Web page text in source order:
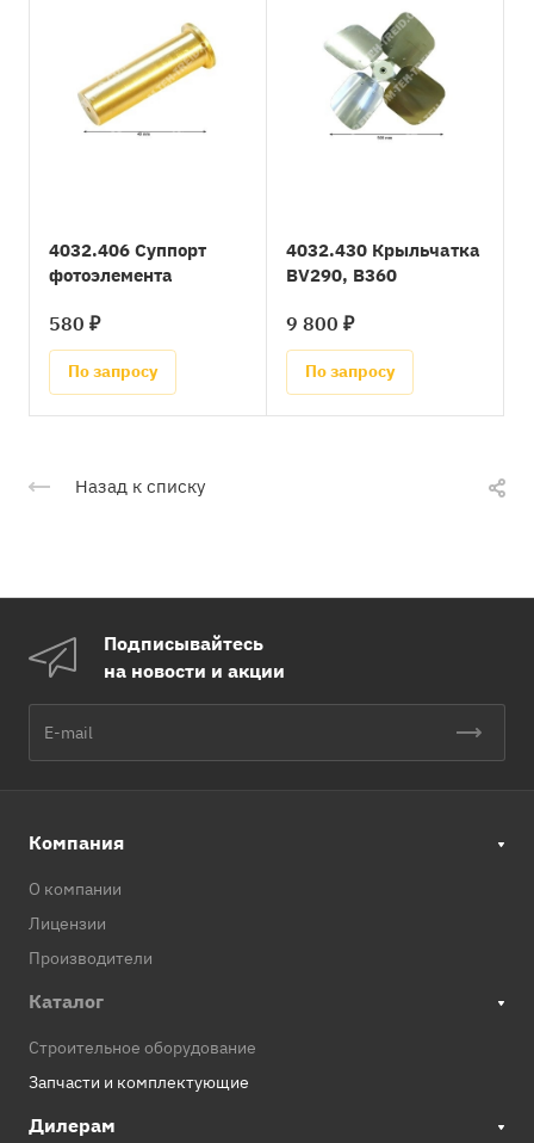
4032.406 Суппорт
фотоэлемента
580 ₽
По запросу
4032.430 Крыльчатка
BV290, B360
9 800 ₽
По запросу
Назад к списку
Подписывайтесь
на новости и акции
Компания
О компании
Лицензии
Производители
Каталог
Строительное оборудование
Запчасти и комплектующие
Дилерам